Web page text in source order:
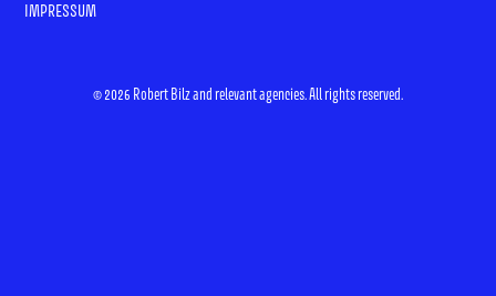
IMPRESSUM
© 2026 Robert Bilz and relevant agencies. All rights reserved.